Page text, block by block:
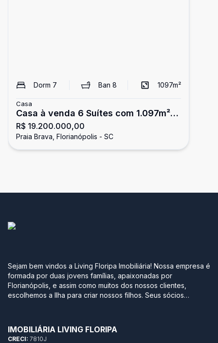
Dorm 7 Ban 8 1097m²
Casa
Casa à venda 6 Suítes com 1.097m²,
Vista Mar com Piscina, Praia Brava -
Florianópolis
R$ 19.200.000,00
Praia Brava, Florianópolis - SC
Sejam bem vindos a Living Floripa Imobiliária! Nossa empresa é
formada por duas jovens famílias, apaixonadas por
Florianópolis, e assim como muitos dos nossos clientes,
escolhemos a Ilha para criar nossos filhos. Seus sócios
grandes construtoras, imobiliárias e multinacionais, optaram
por empreender com leveza, agilidade, transparência e
IMOBILIÁRIA LIVING FLORIPA
CRECI: 7810J